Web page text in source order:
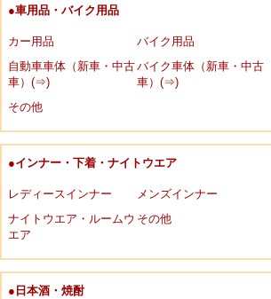
●車用品・バイク用品
カー用品
バイク用品
自動車車体（新車・中古
車）(⇒)
バイク車体（新車・中古
車）(⇒)
その他
●インナー・下着・ナイトウエア
レディースインナー
メンズインナー
ナイトウエア・ルームウ
エア
その他
●日本酒・焼酎